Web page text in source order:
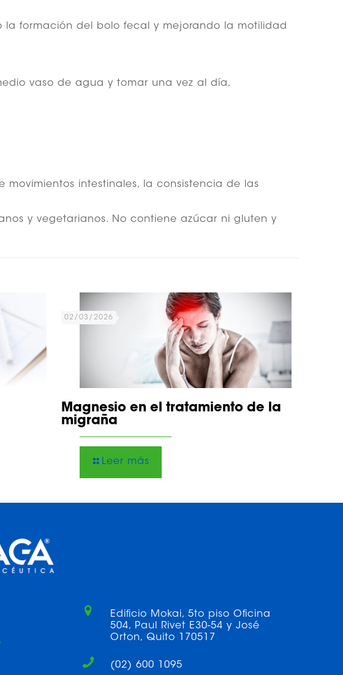
la formación del bolo fecal y mejorando la motilidad
vaso de agua y tomar una vez al día,
movimientos intestinales, la consistencia de las
y vegetarianos. No contiene azúcar ni gluten y
02/03/2026
Magnesio en el tratamiento de la
migraña
Leer más
Edificio Mokai, 5to piso Oficina
504, Paul Rivet E30-54 y José
Orton, Quito 170517
(02) 600 1095